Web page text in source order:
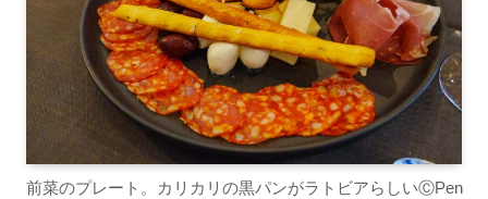
前菜のプレート。カリカリの黒パンがラトビアらしいⒸPen